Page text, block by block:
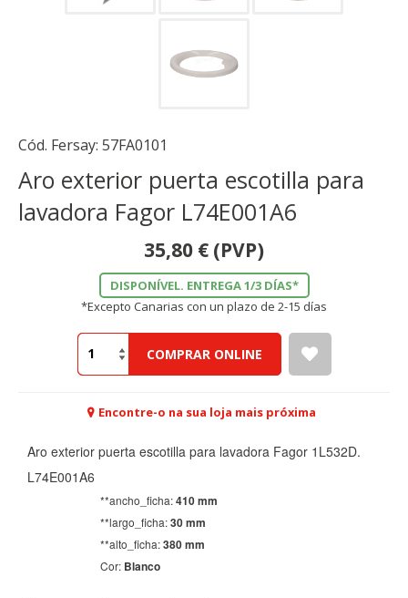
Cód. Fersay: 57FA0101
Aro exterior puerta escotilla para
lavadora Fagor L74E001A6
35,80 € (PVP)
DISPONÍVEL. ENTREGA 1/3 DÍAS*
*Excepto Canarias con un plazo de 2-15 días
COMPRAR ONLINE
Encontre-o na sua loja mais próxima
Aro exterior puerta escotilla para lavadora Fagor 1L532D.
L74E001A6
**ancho_ficha:410 mm
**largo_ficha:30 mm
**alto_ficha:380 mm
Cor: Blanco